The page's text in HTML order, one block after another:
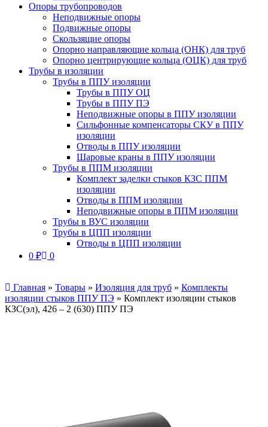
Опоры трубопроводов
Неподвижные опоры
Подвижные опоры
Скользящие опоры
Опорно направляющие кольца (ОНК) для труб
Опорно центрирующие кольца (ОЦК) для труб
Трубы в изоляции
Трубы в ППУ изоляции
Трубы в ППУ ОЦ
Трубы в ППУ ПЭ
Неподвижные опоры в ППУ изоляции
Сильфонные компенсаторы СКУ в ППУ
изоляции
Отводы в ППУ изоляции
Шаровые краны в ППУ изоляции
Трубы в ППМ изоляции
Комплект заделки стыков КЗС ППМ
изоляции
Отводы в ППМ изоляции
Неподвижные опоры в ППМ изоляции
Трубы в ВУС изоляции
Трубы в ЦПП изоляции
Отводы в ЦПП изоляции
0 ₽ 0
Главная » Товары » Изоляция для труб » Комплекты
изоляции стыков ППУ ПЭ » Комплект изоляции стыков
КЗС(эл), 426 – 2 (630) ППУ ПЭ